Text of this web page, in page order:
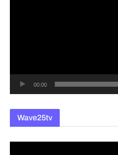
00:00
Wave25tv